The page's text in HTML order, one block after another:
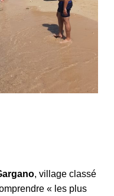
, village classé
« les plus